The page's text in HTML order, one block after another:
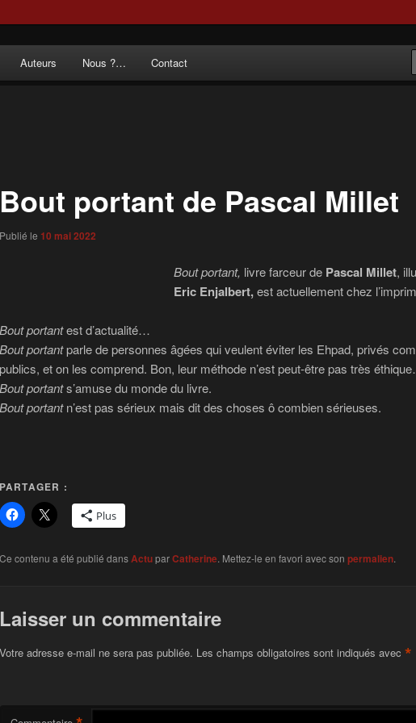
du Départ
roman noir au poème.
Auteurs Nous ?… Contact
Bout portant de Pascal Millet
Publié le 10 mai 2022
Bout portant, livre farceur de Pascal Millet,
Eric Enjalbert,est actuellement chez
Bout portantest d’actualité…
Bout portantparle de personnes âgées qui veulent éviter les Ehpad, privés
publics, et on les comprend. Bon, leur méthode n’est peut-être pas très
Bout portants’amuse du monde du livre.
Bout portantn’est pas sérieux mais dit des choses ô combien sérieuses.
PARTAGER :
Plus
Ce contenu a été publié dansActuparCatherine. Mettez-le en favori avec son permalien.
Laisser un commentaire
Votre adresse e-mail ne sera pas publiée. Les champs obligatoires sont indiqués avec *